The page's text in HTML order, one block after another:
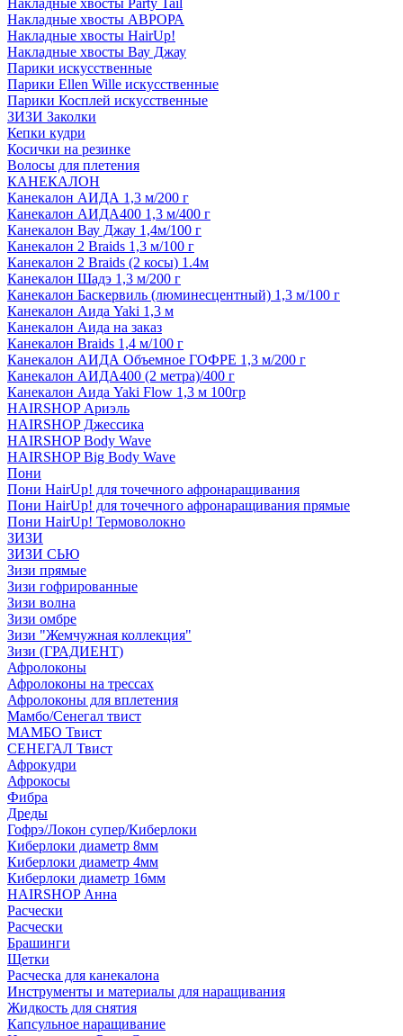
Накладные хвосты Party Tail
Накладные хвосты АВРОРА
Накладные хвосты HairUp!
Накладные хвосты Вау Джау
Парики искусственные
Парики Ellen Wille искусственные
Парики Косплей искусственные
ЗИЗИ Заколки
Кепки кудри
Косички на резинке
Волосы для плетения
КАНЕКАЛОН
Канекалон АИДА 1,3 м/200 г
Канекалон АИДА400 1,3 м/400 г
Канекалон Вау Джау 1,4м/100 г
Канекалон 2 Braids 1,3 м/100 г
Канекалон 2 Braids (2 косы) 1.4м
Канекалон Шадэ 1,3 м/200 г
Канекалон Баскервиль (люминесцентный) 1,3 м/100 г
Канекалон Аида Yaki 1,3 м
Канекалон Аида на заказ
Канекалон Braids 1,4 м/100 г
Канекалон АИДА Объемное ГОФРЕ 1,3 м/200 г
Канекалон АИДА400 (2 метра)/400 г
Канекалон Аида Yaki Flow 1,3 м 100гр
HAIRSHOP Ариэль
HAIRSHOP Джессика
HAIRSHOP Body Wave
HAIRSHOP Big Body Wave
Пони
Пони HairUp! для точечного афронаращивания
Пони HairUp! для точечного афронаращивания прямые
Пони HairUp! Термоволокно
ЗИЗИ
ЗИЗИ СЬЮ
Зизи прямые
Зизи гофрированные
Зизи волна
Зизи омбре
Зизи "Жемчужная коллекция"
Зизи (ГРАДИЕНТ)
Афролоконы
Афролоконы на трессах
Афролоконы для вплетения
Мамбо/Сенегал твист
МАМБО Твист
СЕНЕГАЛ Твист
Афрокудри
Афрокосы
Фибра
Дреды
Гофрэ/Локон супер/Киберлоки
Киберлоки диаметр 8мм
Киберлоки диаметр 4мм
Киберлоки диаметр 16мм
HAIRSHOP Анна
Расчески
Расчески
Брашинги
Щетки
Расческа для канекалона
Инструменты и материалы для наращивания
Жидкость для снятия
Капсульное наращивание